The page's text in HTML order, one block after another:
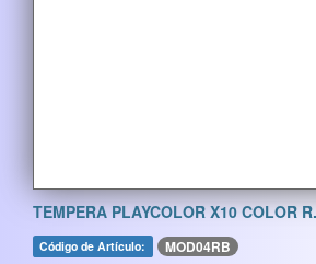
TEMPERA PLAYCOLOR X10 COLOR
Código de Artículo: MOD04RB